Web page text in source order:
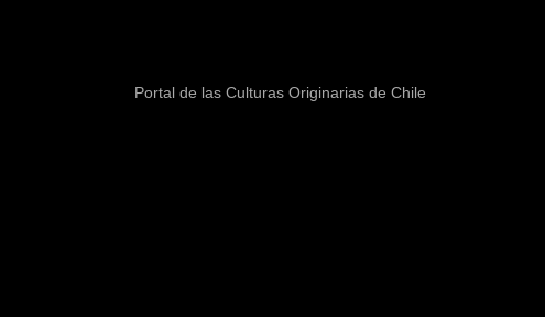
Portal de las Culturas Originarias de Chile